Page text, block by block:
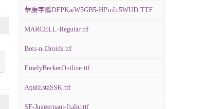
華康字體DFPKaiW5GB5-HPinIn5WUD.TTF
MARCELL-Regular.ttf
Bots-n-Droids.ttf
EmelyBeckerOutline.ttf
AquiEstaSSK.ttf
SF-Juggernaut-Italic.ttf